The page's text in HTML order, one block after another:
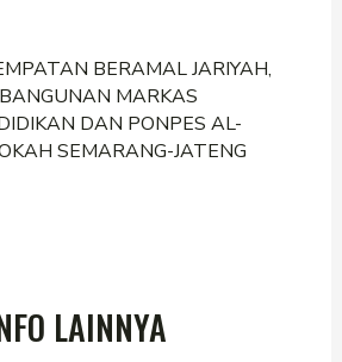
BERAMAL JARIYAH,
MARKAS
DAN PONPES AL-
SEMARANG-JATENG
LAINNYA